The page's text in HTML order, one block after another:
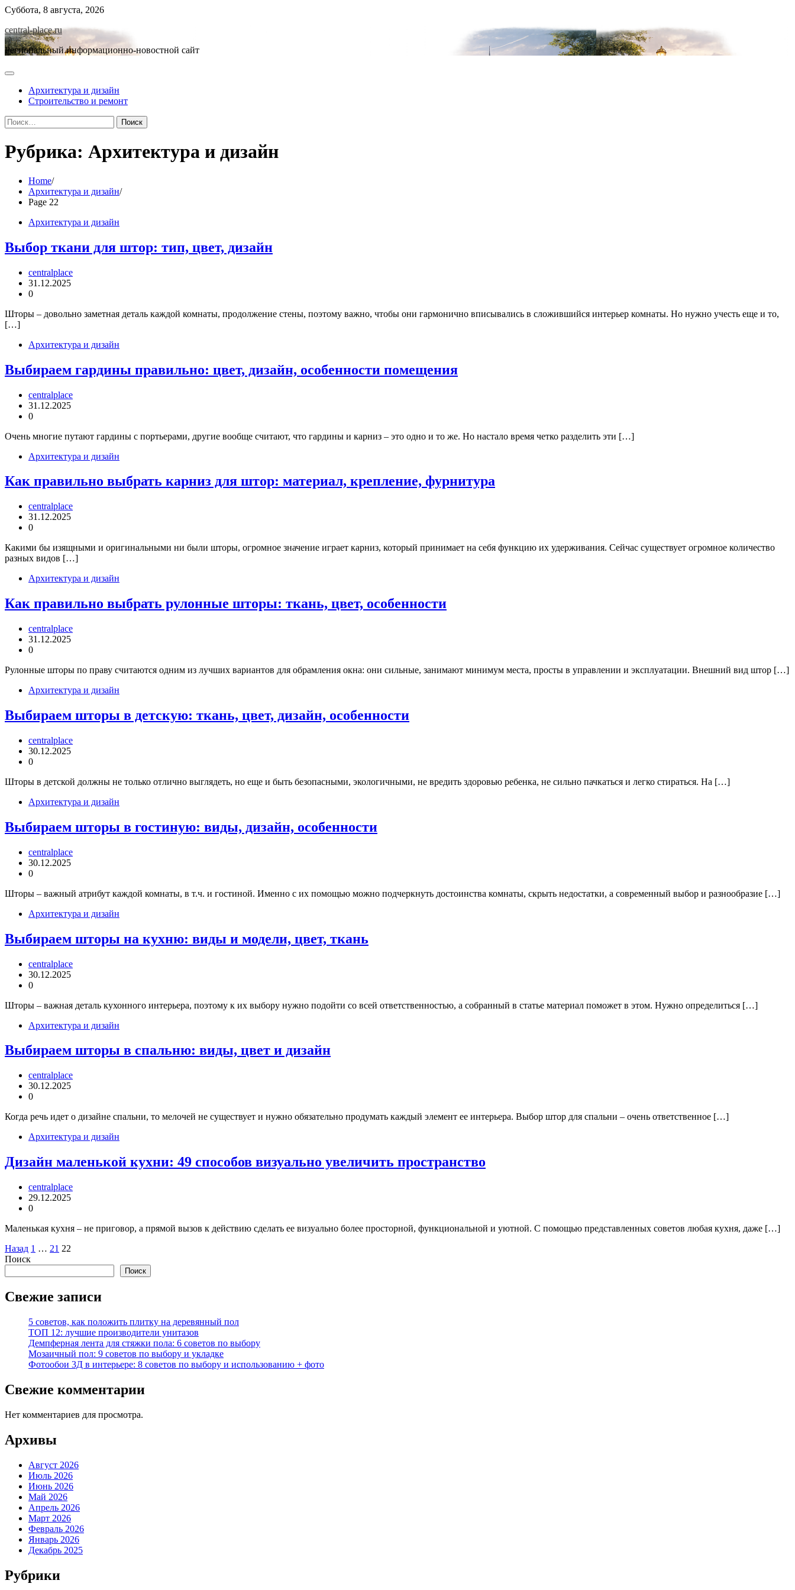
Skip
content
Суббота, 8 августа, 2026
central-place.ru
Региональный информационно-новостной сайт
Архитектура и дизайн
Строительство и ремонт
Найти:
Рубрика: Архитектура и дизайн
Home
Архитектура и дизайн
Page 22
Архитектура и дизайн
Выбор ткани для штор: тип, цвет, дизайн
centralplace
31.12.2025
0
Шторы – довольно заметная деталь каждой комнаты, продолжение стены, поэтому важно, чтобы они гармонично вписывались в сложившийся интерьер комнаты. Но нужно учесть еще и то,
[…]
Архитектура и дизайн
Выбираем гардины правильно: цвет, дизайн, особенности помещения
centralplace
31.12.2025
0
Очень многие путают гардины с портьерами, другие вообще считают, что гардины и карниз – это одно и то же. Но настало время четко разделить эти […]
Архитектура и дизайн
Как правильно выбрать карниз для штор: материал, крепление, фурнитура
centralplace
31.12.2025
0
Какими бы изящными и оригинальными ни были шторы, огромное значение играет карниз, который принимает на себя функцию их удерживания. Сейчас существует огромное количество
разных видов […]
Архитектура и дизайн
Как правильно выбрать рулонные шторы: ткань, цвет, особенности
centralplace
31.12.2025
0
Рулонные шторы по праву считаются одним из лучших вариантов для обрамления окна: они сильные, занимают минимум места, просты в управлении и эксплуатации. Внешний вид штор […]
Архитектура и дизайн
Выбираем шторы в детскую: ткань, цвет, дизайн, особенности
centralplace
30.12.2025
0
Шторы в детской должны не только отлично выглядеть, но еще и быть безопасными, экологичными, не вредить здоровью ребенка, не сильно пачкаться и легко стираться. На […]
Архитектура и дизайн
Выбираем шторы в гостиную: виды, дизайн, особенности
centralplace
30.12.2025
0
Шторы – важный атрибут каждой комнаты, в т.ч. и гостиной. Именно с их помощью можно подчеркнуть достоинства комнаты, скрыть недостатки, а современный выбор и разнообразие […]
Архитектура и дизайн
Выбираем шторы на кухню: виды и модели, цвет, ткань
centralplace
30.12.2025
0
Шторы – важная деталь кухонного интерьера, поэтому к их выбору нужно подойти со всей ответственностью, а собранный в статье материал поможет в этом. Нужно определиться […]
Архитектура и дизайн
Выбираем шторы в спальню: виды, цвет и дизайн
centralplace
30.12.2025
0
Когда речь идет о дизайне спальни, то мелочей не существует и нужно обязательно продумать каждый элемент ее интерьера. Выбор штор для спальни – очень ответственное […]
Архитектура и дизайн
Дизайн маленькой кухни: 49 способов визуально увеличить пространство
centralplace
29.12.2025
0
Маленькая кухня – не приговор, а прямой вызов к действию сделать ее визуально более просторной, функциональной и уютной. С помощью представленных советов любая кухня, даже […]
Пагинация
записей
Назад 1 … 21 22
Поиск
Поиск
Свежие записи
5 советов, как положить плитку на деревянный пол
ТОП 12: лучшие производители унитазов
Демпферная лента для стяжки пола: 6 советов по выбору
Мозаичный пол: 9 советов по выбору и укладке
Фотообои 3Д в интерьере: 8 советов по выбору и использованию + фото
Свежие комментарии
Нет комментариев для просмотра.
Архивы
Август 2026
Июль 2026
Июнь 2026
Май 2026
Апрель 2026
Март 2026
Февраль 2026
Январь 2026
Декабрь 2025
Рубрики